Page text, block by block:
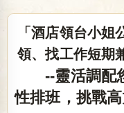
›
「酒店領台小
領、找工作短期
--靈活調配
性排班，挑戰